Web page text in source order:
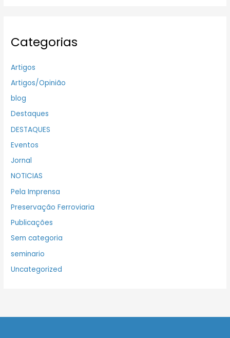
Categorias
Artigos
Artigos/Opinião
blog
Destaques
DESTAQUES
Eventos
Jornal
NOTICIAS
Pela Imprensa
Preservação Ferroviaria
Publicações
Sem categoria
seminario
Uncategorized